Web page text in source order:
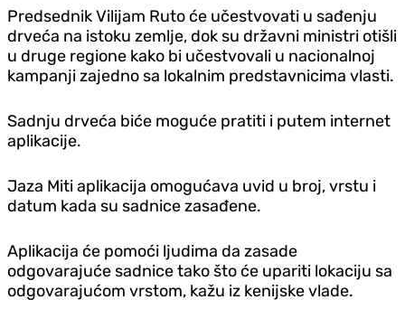
Predsednik Vilijam Ruto će učestvovati u sađenju
drveća na istoku zemlje, dok su državni ministri otišli
u druge regione kako bi učestvovali u nacionalnoj
kampanji zajedno sa lokalnim predstavnicima vlasti.
Sadnju drveća biće moguće pratiti i putem internet
aplikacije.
Jaza Miti aplikacija omogućava uvid u broj, vrstu i
datum kada su sadnice zasađene.
Aplikacija će pomoći ljudima da zasade
odgovarajuće sadnice tako što će upariti lokaciju sa
odgovarajućom vrstom, kažu iz kenijske vlade.